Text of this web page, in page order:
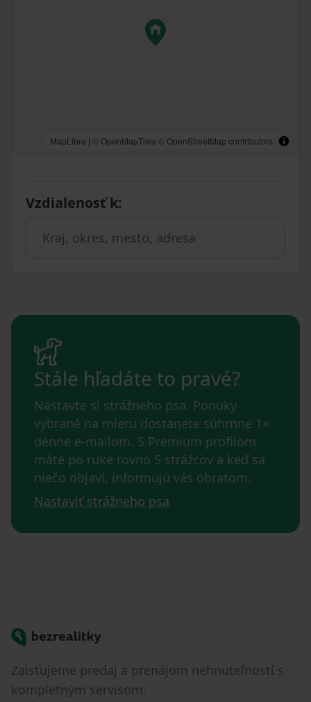
MapLibre | © OpenMapTiles © OpenStreetMap contributors
Vzdialenosť k:
Stále hľadáte to pravé?
Nastavte si strážneho psa. Ponuky
vybrané na mieru dostanete súhrnne 1×
denne e-mailom. S Premium profilom
máte po ruke rovno 5 strážcov a keď sa
niečo objaví, informujú vás obratom.
Nastaviť strážneho psa
Bezrealitky
Zaisťujeme predaj a prenájom nehnuteľností s
kompletným servisom.